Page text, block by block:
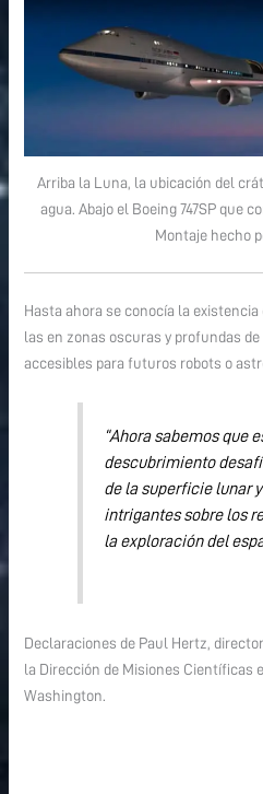
Arriba la Luna, la ubicación del
agua. Abajo el Boeing 747SP que
Montaje hecho
Hasta ahora se conocía la
las en zonas oscuras y profundas
accesibles para futuros robots o
“Ahora sabemos que
descubrimiento
de la superficie lunar
intrigantes sobre los
la exploración del
Declaraciones de Paul Hertz,
la Dirección de Misiones Científicas
Washington.